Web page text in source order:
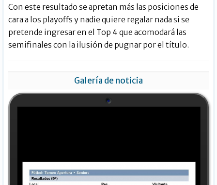
Con este resultado se apretan más las posiciones de
cara a los playoffs y nadie quiere regalar nada si se
pretende ingresar en el Top 4 que acomodará las
semifinales con la ilusión de pugnar por el título.
Galería de noticia